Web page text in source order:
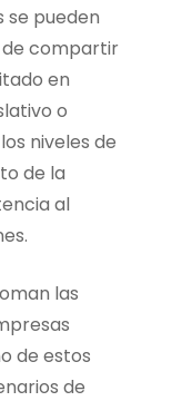
se pueden
compartir
en
o
niveles de
de la
al
las
de estos
de